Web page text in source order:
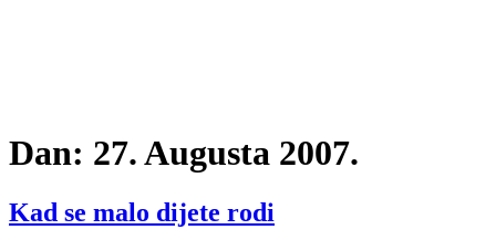
Dan: 27. Augusta 2007.
Kad se malo dijete rodi